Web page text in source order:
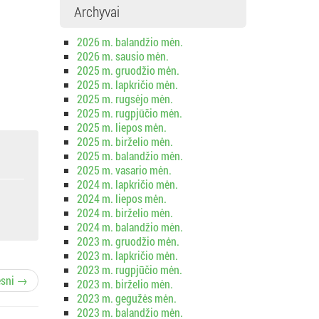
→
Archyvai
2026 m. balandžio mėn.
2026 m. sausio mėn.
2025 m. gruodžio mėn.
2025 m. lapkričio mėn.
2025 m. rugsėjo mėn.
2025 m. rugpjūčio mėn.
2025 m. liepos mėn.
2025 m. birželio mėn.
2025 m. balandžio mėn.
2025 m. vasario mėn.
2024 m. lapkričio mėn.
2024 m. liepos mėn.
2024 m. birželio mėn.
2024 m. balandžio mėn.
2023 m. gruodžio mėn.
2023 m. lapkričio mėn.
2023 m. rugpjūčio mėn.
2023 m. birželio mėn.
2023 m. gegužės mėn.
2023 m. balandžio mėn.